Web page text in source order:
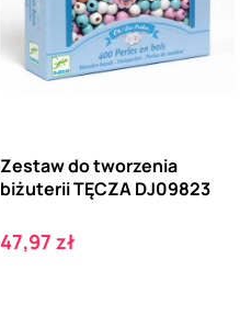
Zestaw do tworzenia
biżuterii TĘCZA DJ09823
Cena
47,97 zł